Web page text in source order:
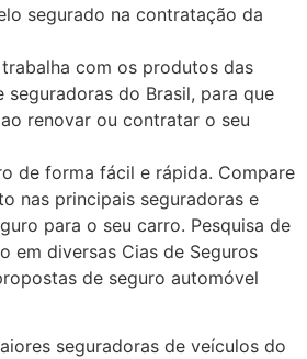
segurado na contratação da
com os produtos das
seguradoras do Brasil, para que
renovar ou contratar o seu
de forma fácil e rápida. Compare
nas principais seguradoras e
para o seu carro. Pesquisa de
em diversas Cias de Seguros
de seguro automóvel
seguradoras de veículos do